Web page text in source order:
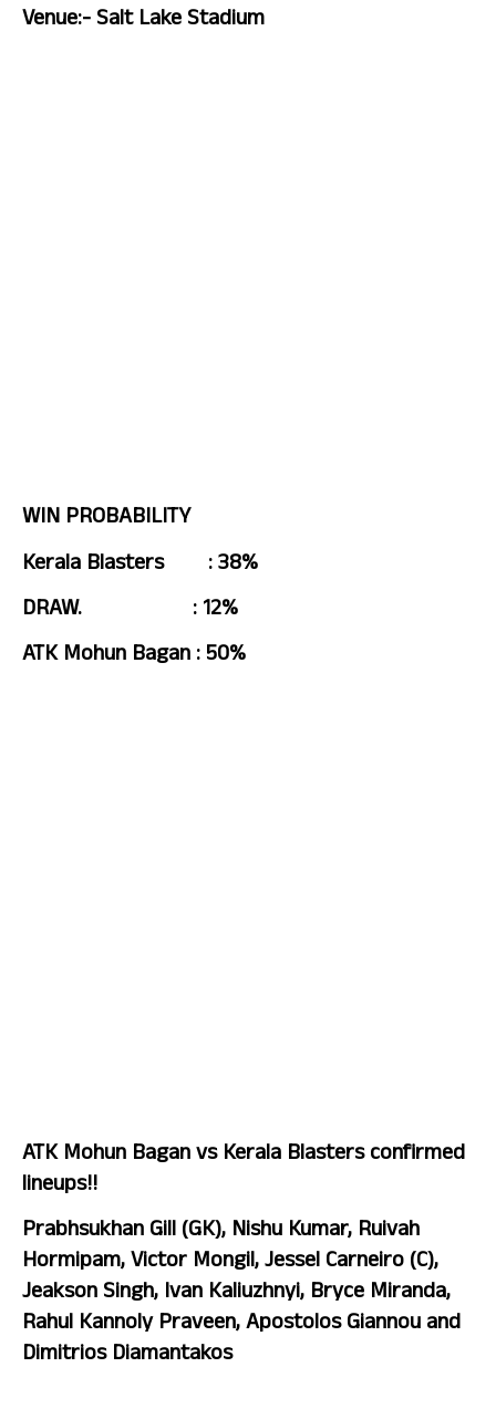
Venue:- Salt Lake Stadium
WIN PROBABILITY
Kerala Blasters        : 38%
DRAW.                    : 12%
ATK Mohun Bagan : 50%
ATK Mohun Bagan vs Kerala Blasters confirmed
lineups!!
Prabhsukhan Gill (GK), Nishu Kumar, Ruivah
Hormipam, Victor Mongil, Jessel Carneiro (C),
Jeakson Singh, Ivan Kaliuzhnyi, Bryce Miranda,
Rahul Kannoly Praveen, Apostolos Giannou and
Dimitrios Diamantakos